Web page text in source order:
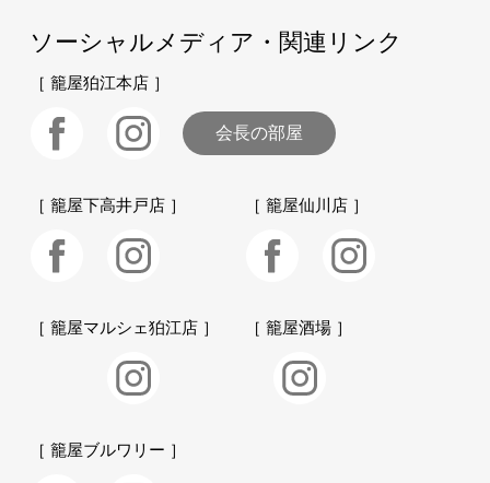
ソーシャルメディア・関連リンク
［ 籠屋狛江本店 ］
会長の部屋
［ 籠屋下高井戸店 ］ ［ 籠屋仙川店 ］
［ 籠屋マルシェ狛江店 ］ ［ 籠屋酒場 ］
［ 籠屋ブルワリー ］